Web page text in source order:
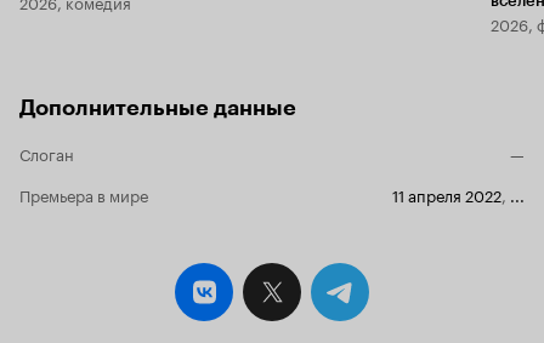
2026,
Дополнительные данные
Слоган
—
Премьера в мире
11 апреля 2022, ...